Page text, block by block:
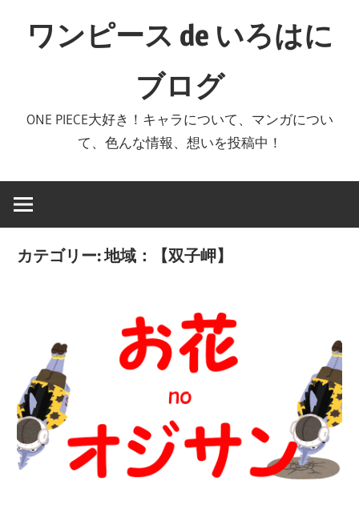
ワンピース de いろはに
ブログ
ONE PIECE大好き！キャラについて、マンガについ
て、色んな情報、想いを投稿中！
カテゴリー:地域：【双子岬】